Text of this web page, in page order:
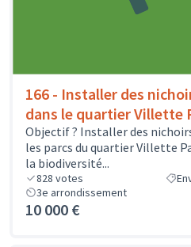
166 - Installer des
dans le quartier Villette
Objectif ? Installer des
les parcs du quartier Villette
la biodiversité...
828 votes
3e arrondissement
10 000 €